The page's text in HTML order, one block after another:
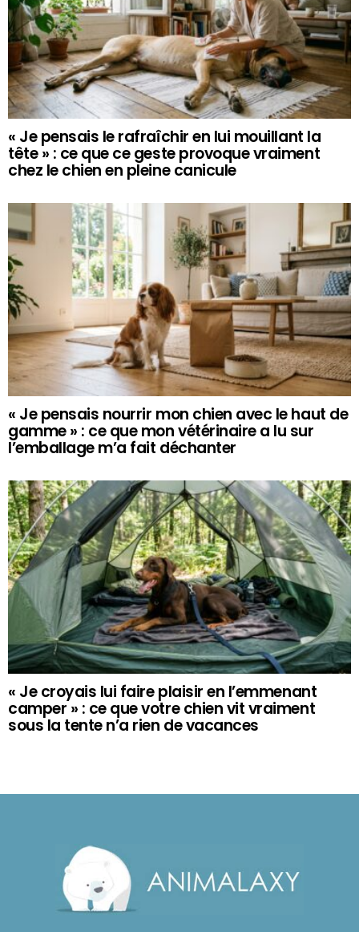
« Je pensais le rafraîchir en lui mouillant la
tête » : ce que ce geste provoque vraiment
chez le chien en pleine canicule
« Je pensais nourrir mon chien avec le haut de
gamme » : ce que mon vétérinaire a lu sur
l’emballage m’a fait déchanter
« Je croyais lui faire plaisir en l’emmenant
camper » : ce que votre chien vit vraiment
sous la tente n’a rien de vacances